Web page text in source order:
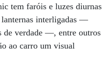
tem faróis e luzes diurnas
lanternas interligadas —
de verdade —, entre outros
ao carro um visual